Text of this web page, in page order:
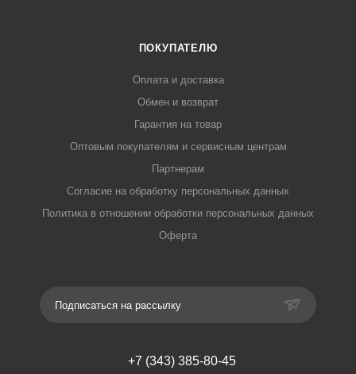
ПОКУПАТЕЛЮ
Оплата и доставка
Обмен и возврат
Гарантия на товар
Оптовым покупателям и сервисным центрам
Партнерам
Согласие на обработку персональных данных
Политика в отношении обработки персональных данных
Оферта
Подписаться на рассылку
+7 (343) 385-80-45